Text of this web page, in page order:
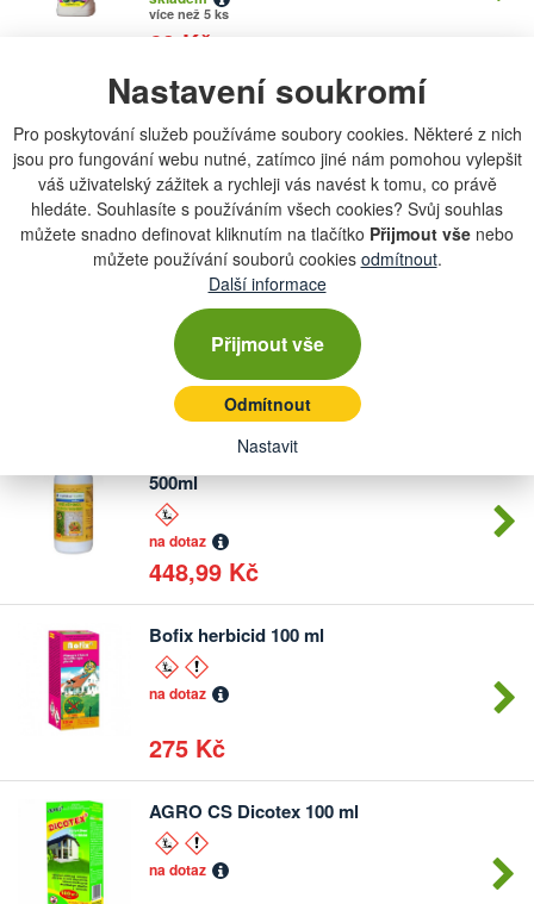
Nastavení soukromí
Pro poskytování služeb používáme soubory cookies. Některé z nich
jsou pro fungování webu nutné, zatímco jiné nám pomohou vylepšit
váš uživatelský zážitek a rychleji vás navést k tomu, co právě
hledáte. Souhlasíte s používáním všech cookies? Svůj souhlas
můžete snadno definovat kliknutím na tlačítko Přijmout vše nebo
můžete používání souborů cookies odmítnout.
Další informace
Přijmout vše
Odmítnout
Nastavit
více než 5 ks
69 Kč
Mospilan / postřikovač 500ml
skladem
více než 5 ks
65 Kč
MOSPILAN 20SP 2x1,2g
skladem
více než 5 ks
39 Kč
TOUCHDOWN QUATTRO Herbicid
500ml
na dotaz
448,99 Kč
Bofix herbicid 100 ml
na dotaz
275 Kč
AGRO CS Dicotex 100 ml
na dotaz